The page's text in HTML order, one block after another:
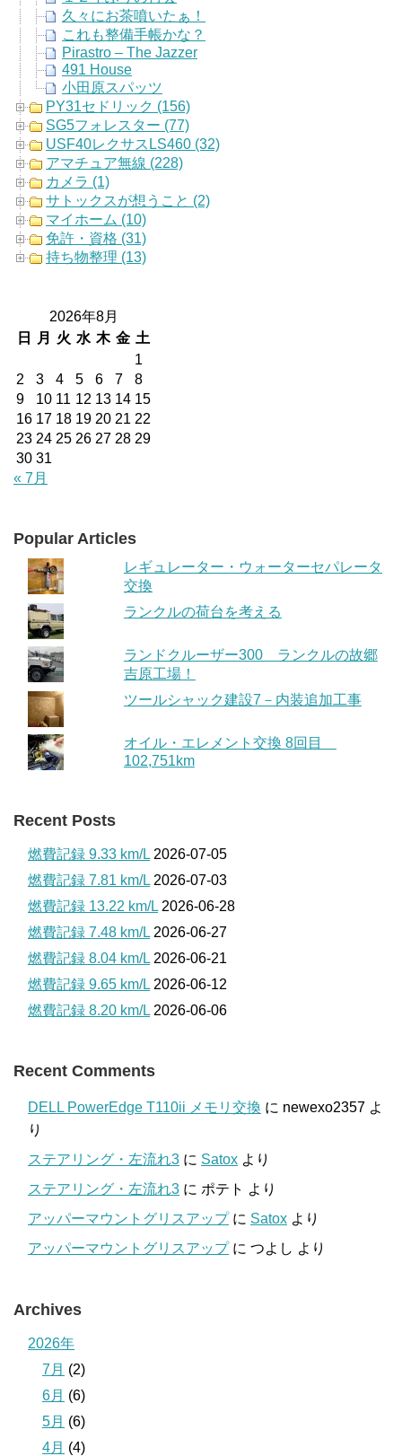
久々にお茶噴いたぁ！
これも整備手帳かな？
Pirastro – The Jazzer
491 House
小田原スパッツ
PY31セドリック (156)
SG5フォレスター (77)
USF40レクサスLS460 (32)
アマチュア無線 (228)
カメラ (1)
サトックスが想うこと (2)
マイホーム (10)
免許・資格 (31)
持ち物整理 (13)
2026年8月
日
月 火 水 木 金 土
1
2
3 4 5 6 7
8
9
10 11 12 13 14 15
16 17 18 19 20 21 22
23 24 25 26 27 28 29
30 31
« 7月
Popular Articles
レギュレーター・ウォーターセパレータ
交換
ランクルの荷台を考える
ランドクルーザー300 ランクルの故郷
吉原工場！
ツールシャック建設7－内装追加工事
オイル・エレメント交換 8回目
102,751km
Recent Posts
燃費記録 9.33 km/L 2026-07-05
燃費記録 7.81 km/L 2026-07-03
燃費記録 13.22 km/L 2026-06-28
燃費記録 7.48 km/L 2026-06-27
燃費記録 8.04 km/L 2026-06-21
燃費記録 9.65 km/L 2026-06-12
燃費記録 8.20 km/L 2026-06-06
Recent Comments
DELL PowerEdge T110ii メモリ交換 に newexo2357 よ
り
ステアリング・左流れ3 に Satox より
ステアリング・左流れ3 に ポテト より
アッパーマウントグリスアップに Satox より
アッパーマウントグリスアップに つよし より
Archives
2026年
7月 (2)
6月 (6)
5月 (6)
4月 (4)